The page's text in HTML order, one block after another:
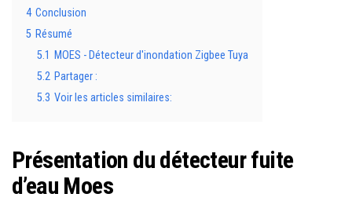
4 Conclusion
5 Résumé
5.1 MOES - Détecteur d'inondation Zigbee Tuya
5.2 Partager :
5.3 Voir les articles similaires:
Présentation du détecteur fuite
d’eau Moes